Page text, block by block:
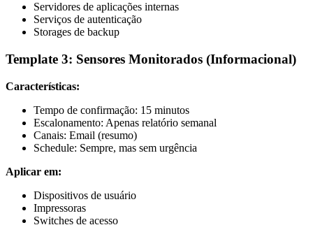
Servidores de aplicações internas
Serviços de autenticação
Storages de backup
Template 3: Sensores Monitorados (Informacional)
Características:
Tempo de confirmação: 15 minutos
Escalonamento: Apenas relatório semanal
Canais: Email (resumo)
Schedule: Sempre, mas sem urgência
Aplicar em:
Dispositivos de usuário
Impressoras
Switches de acesso